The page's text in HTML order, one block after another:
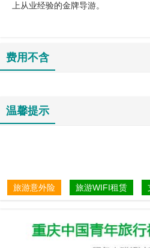
上从业经验的金牌导游。
费用不含
温馨提示
旅游意外险 旅游WIFI租赁